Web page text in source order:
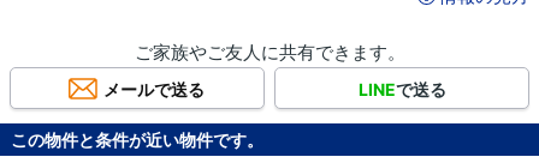
ご家族やご友人に共有できます。
メールで送る LINEで送る
この物件と条件が近い物件です。